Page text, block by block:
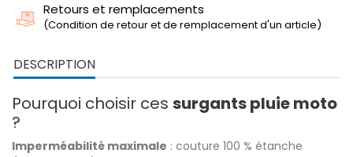
Retours et remplacements
(Condition de retour et de remplacement d'un article)
DESCRIPTION
Pourquoi choisir ces surgants pluie moto
?
Imperméabilité maximale : couture 100 % étanche